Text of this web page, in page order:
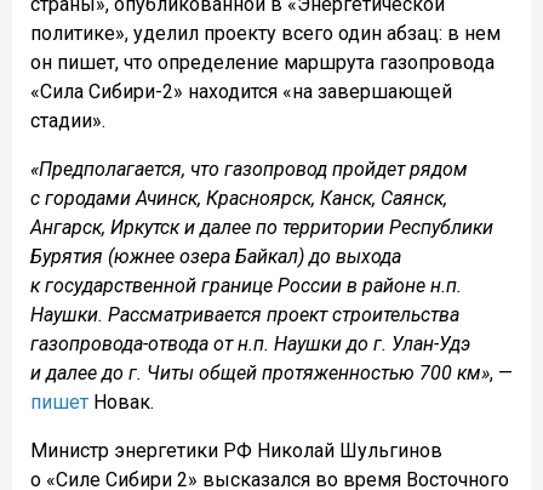
политике», уделил проекту всего один абзац: в нем
он пишет, что определение маршрута газопровода
«Сила Сибири-2» находится «на завершающей
стадии».
«Предполагается, что газопровод пройдет рядом
с городами Ачинск, Красноярск, Канск, Саянск,
Ангарск, Иркутск и далее по территории Республики
Бурятия (южнее озера Байкал) до выхода
к государственной границе России в районе н.п.
Наушки. Рассматривается проект строительства
газопровода-отвода от н.п. Наушки до г. Улан-Удэ
и далее до г. Читы общей протяженностью 700 км», —
пишет Новак.
Министр энергетики РФ Николай Шульгинов
о «Силе Сибири 2» высказался во время Восточного